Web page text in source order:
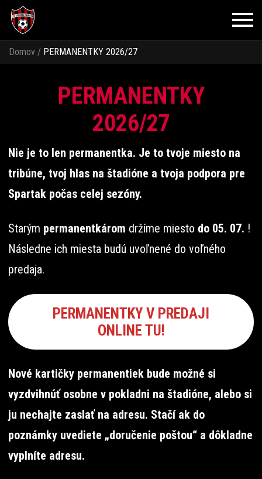
Domov / PERMANENTKY 2026/27
PERMANENTKY
2026/27
Nie je to len permanentka. Je to tvoje miesto na
tribúne, tvoj hlas na štadióne a tvoja podpora pre
Spartak počas celej sezóny.
Starým permanentkárom držíme miesto do 05. 07. !
Následne ich miesta budú uvoľnené do voľného
predaja.
PERMANENTKY V PREDAJI
ONLINE TU!
Nové kartičky permanentiek bude možné si
vyzdvihnúť osobne v pokladni na štadióne, alebo si
ju nechajte zaslať na adresu. Stačí ak do
poznámky uvediete „doručenie poštou“ a dôkladne
vyplníte adresu.